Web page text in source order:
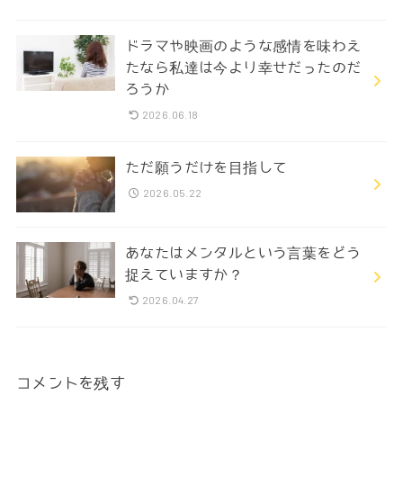
ドラマや映画のような感情を味わえ
たなら私達は今より幸せだったのだ
ろうか
2026.06.18
ただ願うだけを目指して
2026.05.22
あなたはメンタルという言葉をどう
捉えていますか？
2026.04.27
コメントを残す